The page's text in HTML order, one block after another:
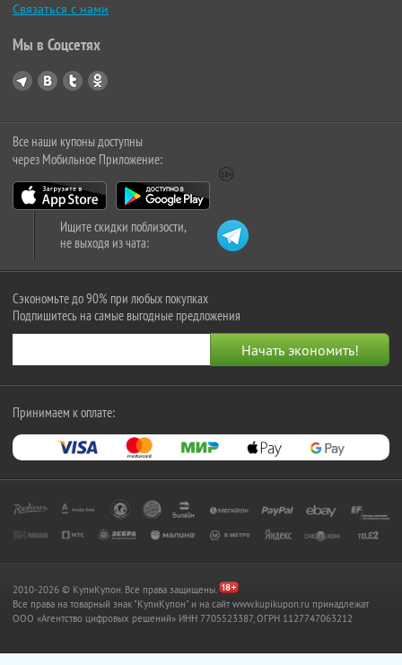
Связаться с нами
Мы в Соцсетях
Все наши купоны доступны
через Мобильное Приложение:
Ищите скидки поблизости,
не выходя из чата:
Сэкономьте до 90% при любых покупках
Подпишитесь на самые выгодные предложения
Принимаем к оплате:
2010-2026 © КупиКупон. Все права защищены.
Все права на товарный знак "КупиКупон" и на сайт www.kupikupon.ru принадлежат
OOO «Агентство цифровых решений» ИНН 7705523387, ОГРН 1127747063212